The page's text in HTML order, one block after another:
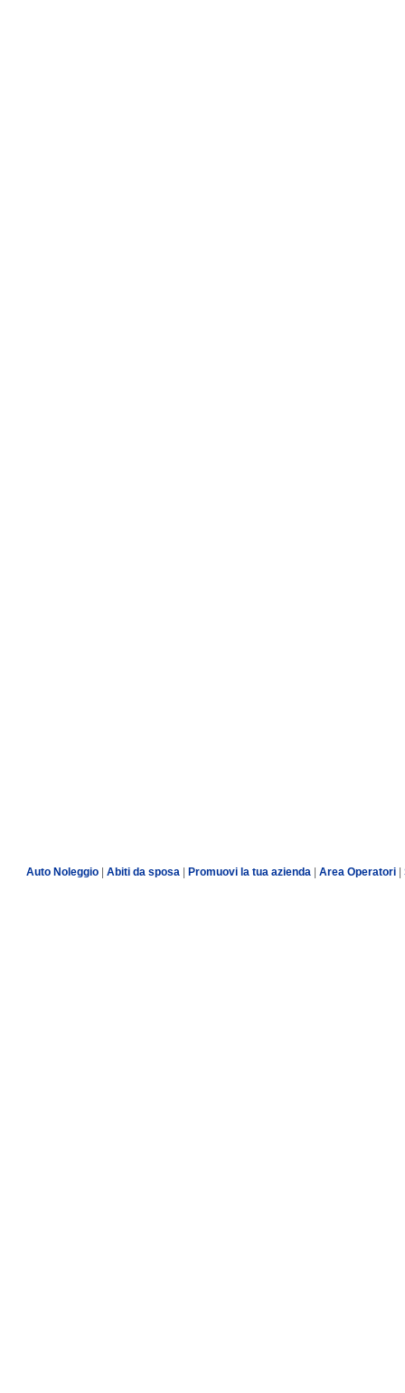
Auto Noleggio| Abiti da sposa| Promuovi la tua azienda Area Operatori